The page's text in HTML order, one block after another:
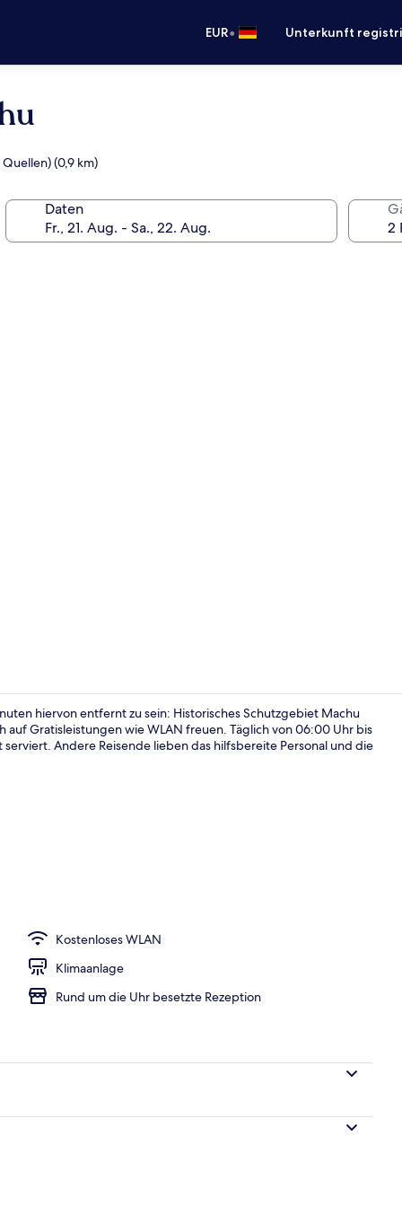
EUR• Unterkunft
(0,9 km)
Daten
hiervon entfernt zu sein: Historisches Schutzgebiet Machu
auf Gratisleistungen wie WLAN freuen. Täglich von 06:00 Uhr bis
Andere Reisende lieben das hilfsbereite Personal und die
Kostenloses WLAN
Klimaanlage
Rund um die Uhr besetzte Rezeption